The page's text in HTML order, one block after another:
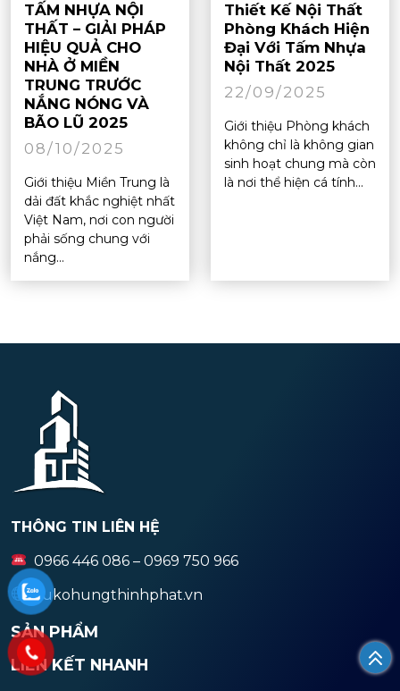
TẤM NHỰA NỘI
THẤT – GIẢI PHÁP
HIỆU QUẢ CHO
NHÀ Ở MIỀN
TRUNG TRƯỚC
NẮNG NÓNG VÀ
BÃO LŨ 2025
08/10/2025
Giới thiệu Miền Trung là
dải đất khắc nghiệt nhất
Việt Nam, nơi con người
phải sống chung với
nắng...
Thiết Kế Nội Thất
Phòng Khách Hiện
Đại Với Tấm Nhựa
Nội Thất 2025
22/09/2025
Giới thiệu Phòng khách
không chỉ là không gian
sinh hoạt chung mà còn
là nơi thể hiện cá tính...
THÔNG TIN LIÊN HỆ
0966 446 086 – 0969 750 966
zukohungthinhphat.vn
SẢN PHẨM
LIÊN KẾT NHANH